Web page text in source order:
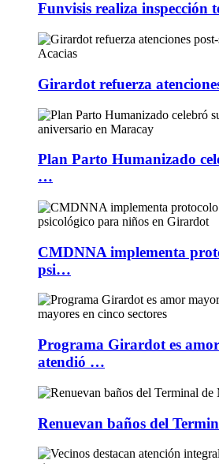
Funvisis realiza inspección
Girardot refuerza
Plan Parto Humanizado
…
CMDNNA implementa
psi…
Programa Girardot es
atendió …
Renuevan baños del